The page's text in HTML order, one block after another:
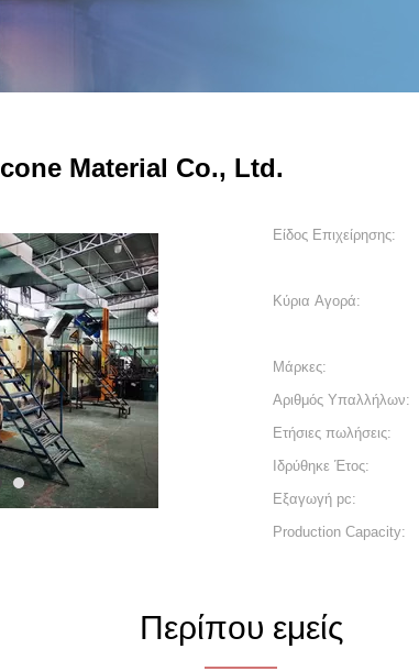
Material Co., Ltd.
5
Είδος Επιχείρησης:
Κύρια Αγορά:
Μάρκες:
Αριθμός Υπαλλήλων:
Ετήσιες πωλήσεις:
Ιδρύθηκε Έτος:
Εξαγωγή pc:
Production Capacity:
Περίπου εμείς